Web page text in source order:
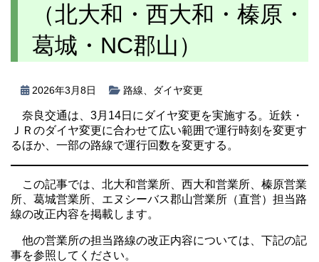
（北大和・西大和・榛原・
葛城・NC郡山）
2026年3月8日 路線 ダイヤ変更
奈良交通は、3月14日にダイヤ変更を実施する。近鉄・
ＪＲのダイヤ変更に合わせて広い範囲で運行時刻を変更す
るほか、一部の路線で運行回数を変更する。
この記事では、北大和営業所、西大和営業所、榛原営業
所、葛城営業所、エヌシーバス郡山営業所（直営）担当路
線の改正内容を掲載します。
他の営業所の担当路線の改正内容については、下記の記
事を参照してください。